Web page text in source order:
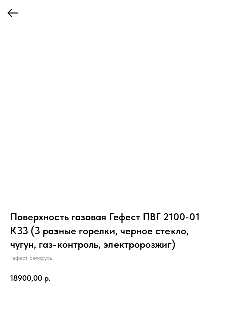
Поверхность газовая Гефест ПВГ 2100-01
К33 (3 разные горелки, черное стекло,
чугун, газ-контроль, электророзжиг)
Гефест Беларусь
18900,00 р.